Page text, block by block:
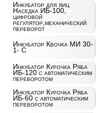
Инкубатор для яиц
Наседка ИБ-100,
цифровой
регулятор,механический
переворот
Инкубатор Квочка МИ 30-
1- С
Инкубатор Курочка Ряба
ИБ-120 с автоматическим
переворотом
Инкубатор Курочка Ряба
ИБ-60 с автоматическим
переворотом